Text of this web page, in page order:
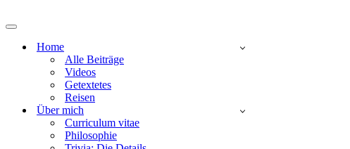
Home
Alle Beiträge
Videos
Getextetes
Reisen
Über mich
Curriculum vitae
Philosophie